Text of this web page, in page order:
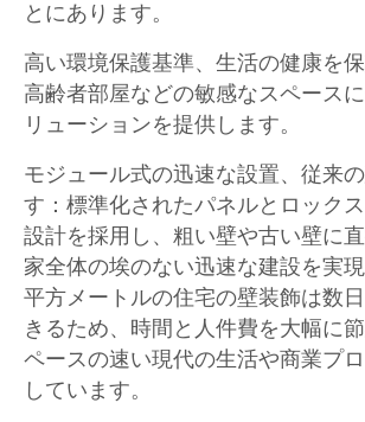
とにあります。
高い環境保護基準、生活の健康を
高齢者部屋などの敏感なスペース
リューションを提供します。
モジュール式の迅速な設置、従来
す：標準化されたパネルとロック
設計を採用し、粗い壁や古い壁に直
家全体の埃のない迅速な建設を実
平方メートルの住宅の壁装飾は数
きるため、時間と人件費を大幅に
ペースの速い現代の生活や商業プ
しています。